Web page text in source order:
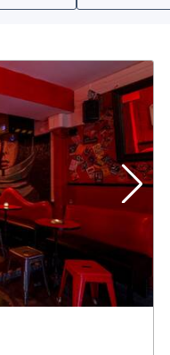
français vous nous
privatisation de bar.